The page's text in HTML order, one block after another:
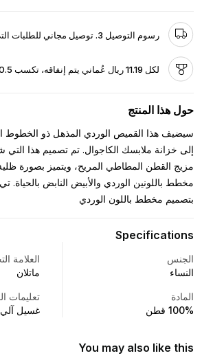
رسوم التوصيل 3. توصيل مجاني للطلبات التي تزيد عن 25
لكل 11.19 ريال عُماني يتم إنفاقه، تكسب 0.5 ريال عُماني كنقاط
حول هذا المنتج
سيضيف هذا القميص الوردي المذهل ذو الخطوط
إلى خزانة ملابسك الكاجوال. تم تصميم هذا
مزيج القطن المطاطي المريح، ويتميز بصورة
مخطط باللونين الوردي والأبيض النابض
بتصميم مخطط باللون الوردي
Specifications
الجنس
النساء
العلامة
ماتلان
المادة
100% قطن
تعليمات
غسيل آلي
You may also like this